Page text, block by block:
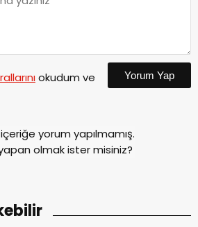
okudum ve
Yorum Yap
yorum yapılmamış.
olmak ister misiniz?